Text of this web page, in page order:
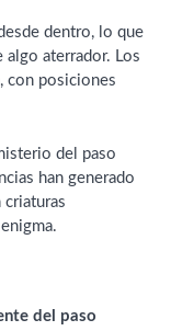
dentro, lo que
algo aterrador. Los
con posiciones
del paso
han generado
del paso